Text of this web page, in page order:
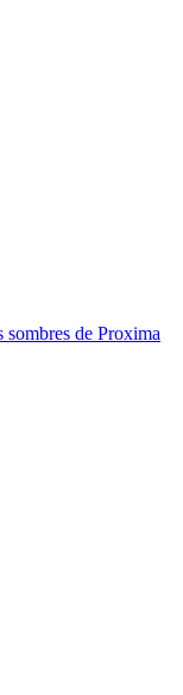
sombres de Proxima